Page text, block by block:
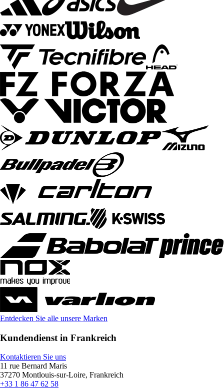
Entdecken Sie alle unsere Marken
Kundendienst in Frankreich
Kontaktieren Sie uns
11 rue Bernard Maris
37270 Montlouis-sur-Loire, Frankreich
+33 1 86 47 62 58